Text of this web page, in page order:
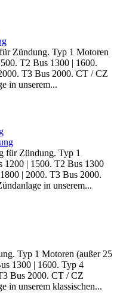
Zündung. Typ 1 Motoren
T2 Bus 1300 | 1600.
T3 Bus 2000. CT / CZ
in unserem...
für Zündung. Typ 1
1200 | 1500. T2 Bus 1300
| 2000. T3 Bus 2000.
in unserem...
Typ 1 Motoren (außer 25
1300 | 1600. Typ 4
Bus 2000. CT / CZ
in unserem klassischen...